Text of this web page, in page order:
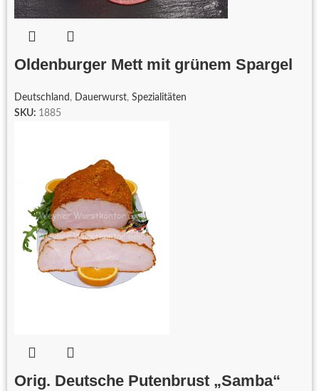
Oldenburger Mett mit grünem Spargel
Deutschland , Dauerwurst, Spezialitäten
SKU: 1885
Orig. Deutsche Putenbrust „Samba“